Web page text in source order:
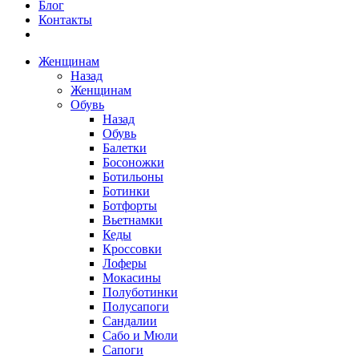
Блог
Контакты
Женщинам
Назад
Женщинам
Обувь
Назад
Обувь
Балетки
Босоножки
Ботильоны
Ботинки
Ботфорты
Вьетнамки
Кеды
Кроссовки
Лоферы
Мокасины
Полуботинки
Полусапоги
Сандалии
Сабо и Мюли
Сапоги